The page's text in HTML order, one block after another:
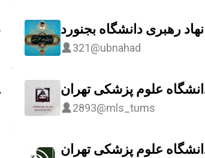
دفتر نهاد رهبری دانشگاه بجنورد
321@ubnahad
روابط عمومیعلوم پزشکی تهران
2893@mls_tums
علوم پزشکی تهران